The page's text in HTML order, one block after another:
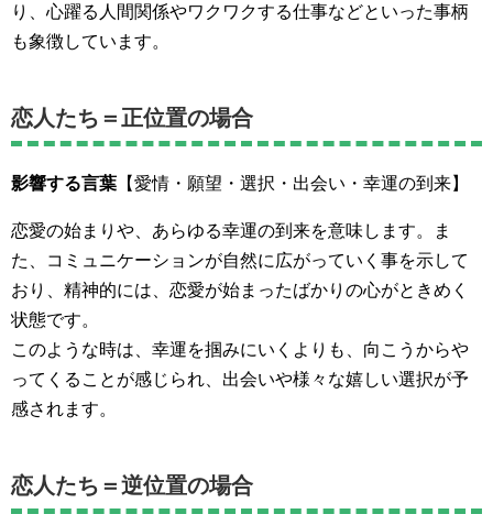
り、心躍る人間関係やワクワクする仕事などといった事柄
も象徴しています。
恋人たち＝正位置の場合
影響する言葉 【愛情・願望・選択・出会い・幸運の到来】
恋愛の始まりや、あらゆる幸運の到来を意味します。ま
た、コミュニケーションが自然に広がっていく事を示して
おり、精神的には、恋愛が始まったばかりの心がときめく
状態です。
このような時は、幸運を掴みにいくよりも、向こうからや
ってくることが感じられ、出会いや様々な嬉しい選択が予
感されます。
恋人たち＝逆位置の場合